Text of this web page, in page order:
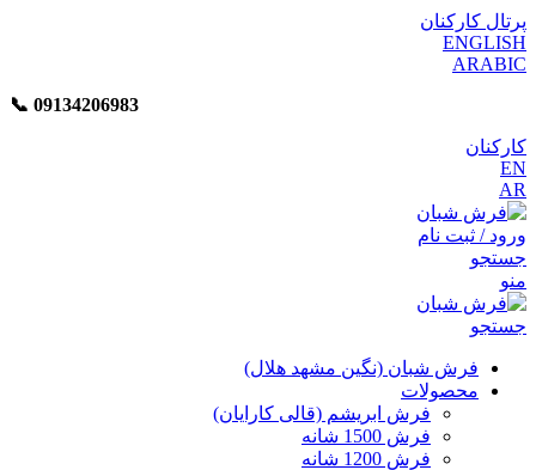
پرتال کارکنان
ENGLISH
ARABIC
📞︁ 09134206983
کارکنان
EN
AR
ورود / ثبت نام
جستجو
منو
جستجو
فرش شبان (نگین مشهد هلال)
محصولات
فرش ابریشم (قالی کارایان)
فرش 1500 شانه
فرش 1200 شانه